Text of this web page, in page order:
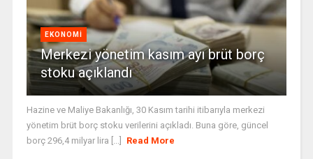
EKONOMI
Merkezi yönetim kasım ayı brüt borç
stoku açıklandı
Hazine ve Maliye Bakanlığı, 30 Kasım tarihi itibarıyla merkezi
yönetim brüt borç stoku verilerini açıkladı. Buna göre, güncel
borç 296,4 milyar lira [...]
Read More